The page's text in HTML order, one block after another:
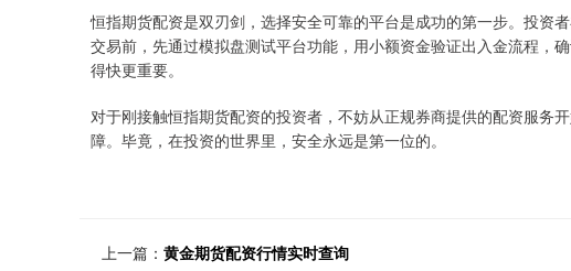
恒指期货配资是双刃剑，选择安全可靠的平台是成功的第一步。投资
交易前，先通过模拟盘测试平台功能，用小额资金验证出入金流程，
得快更重要。
对于刚接触恒指期货配资的投资者，不妨从正规券商提供的配资服务
障。毕竟，在投资的世界里，安全永远是第一位的。
上一篇： 黄金期货配资行情实时查询